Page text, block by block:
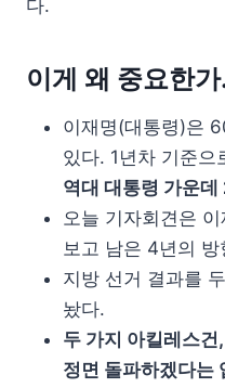
다.
이게 왜 중요한
이재명(대통령)은
있다. 1년차 기준으
역대 대통령 가운데
오늘 기자회견은
보고 남은 4년의
지방 선거 결과를
놨다.
두 가지 아킬레스
정면 돌파하겠다는